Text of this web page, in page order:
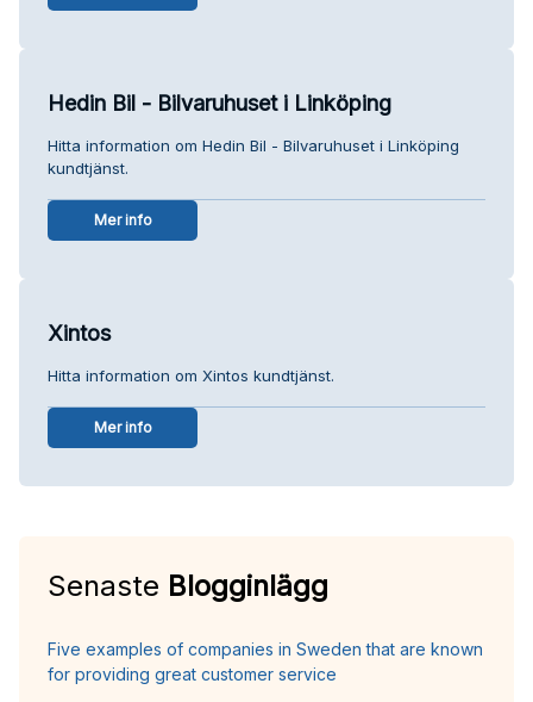
Hedin Bil - Bilvaruhuset i Linköping
Hitta information om Hedin Bil - Bilvaruhuset i Linköping
kundtjänst.
Mer info
Xintos
Hitta information om Xintos kundtjänst.
Mer info
Senaste Blogginlägg
Five examples of companies in Sweden that are known
for providing great customer service